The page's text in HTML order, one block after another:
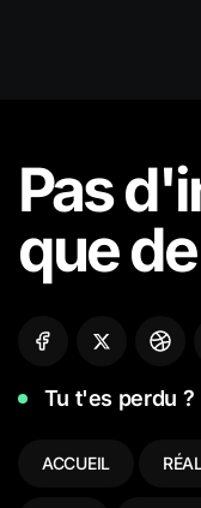
Pas
que de
Tu t'es perdu ?
ACCUEIL